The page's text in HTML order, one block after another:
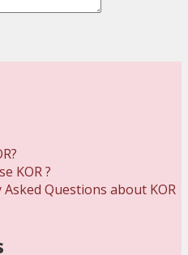
KOR ?
Asked Questions about KOR